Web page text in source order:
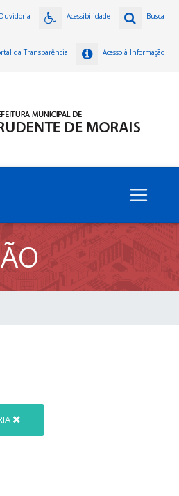
Busca
Acessibilidade
Acesso à Informação
da Transparência